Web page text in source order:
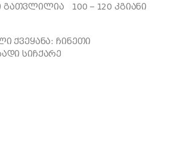
გათვლილია 100 – 120 კგიანი
ქვეყანა: ჩინეთი
სიჩქარე